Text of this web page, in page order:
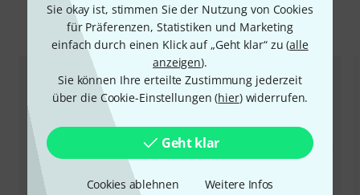
Sie okay ist, stimmen Sie der Nutzung von Cookies
für Präferenzen, Statistiken und Marketing
einfach durch einen Klick auf „Geht klar“ zu (alle
anzeigen).
Sie können Ihre erteilte Zustimmung jederzeit
über die Cookie-Einstellungen (hier) widerrufen.
Geht klar
Cookies ablehnen Weitere Infos
Zubehör & passende Artikel